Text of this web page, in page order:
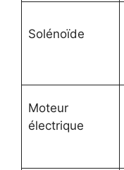
Solénoïde
Moteur
électrique